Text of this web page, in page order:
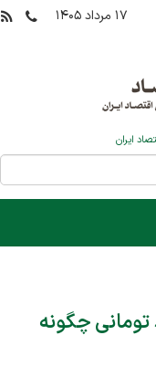
۱۷ مرداد ۱۴۰۵
ایران
میلیارد تومانی چگونه